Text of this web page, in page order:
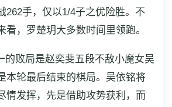
262手，仅以1/4子之优险胜。不
看，罗楚玥大多数时间里领跑。
的败局是赵奕斐五段不敌小魔女吴
本轮最后结束的棋局。吴依铭将
情发挥，先是借助攻势获利，而